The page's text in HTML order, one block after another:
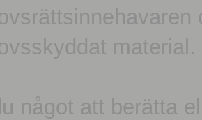
material.
något att berätta